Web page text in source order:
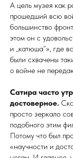
А цель музея как
прошедший всю
большинство
этом он с
и „катюша“», где
были схвачены
о войне не
Сатира часто
достоверное.
просто зеркало
подобного этим
Потому что был
«научности и